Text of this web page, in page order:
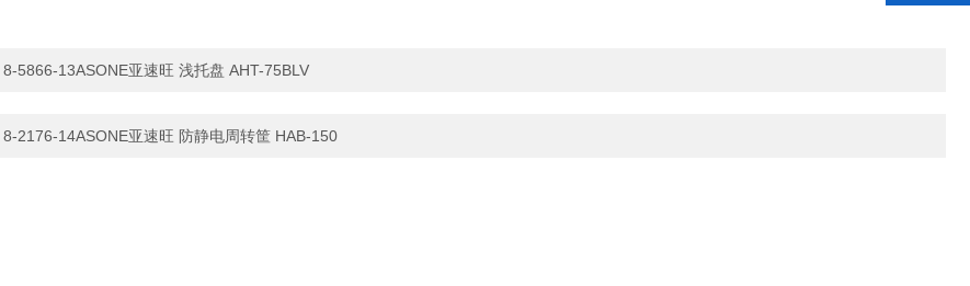
8-5866-13ASONE亚速旺 浅托盘 AHT-75BLV
8-2176-14ASONE亚速旺 防静电周转筐 HAB-150